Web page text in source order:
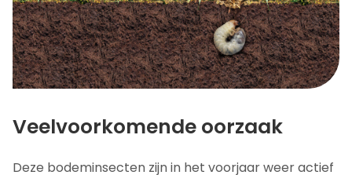
Veelvoorkomende oorzaak
Deze bodeminsecten zijn in het voorjaar weer actief